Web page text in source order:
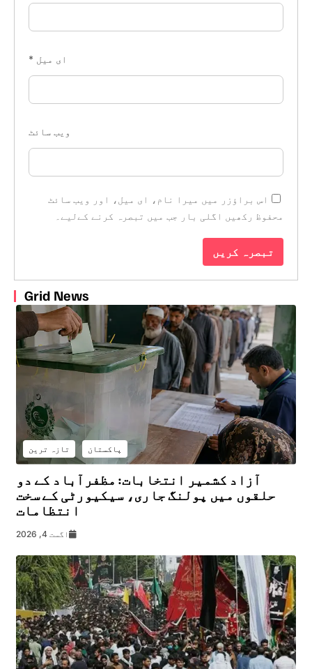
ای میل *
ویب‌ سائٹ
اس براؤزر میں میرا نام، ای میل، اور ویب سائٹ
محفوظ رکھیں اگلی بار جب میں تبصرہ کرنے کےلیے۔
Grid News
پاکستان تازہ ترین
آزاد کشمیر انتخابات: مظفرآباد کے دو
حلقوں میں پولنگ جاری، سیکیورٹی کے سخت
انتظامات
اگست 4, 2026